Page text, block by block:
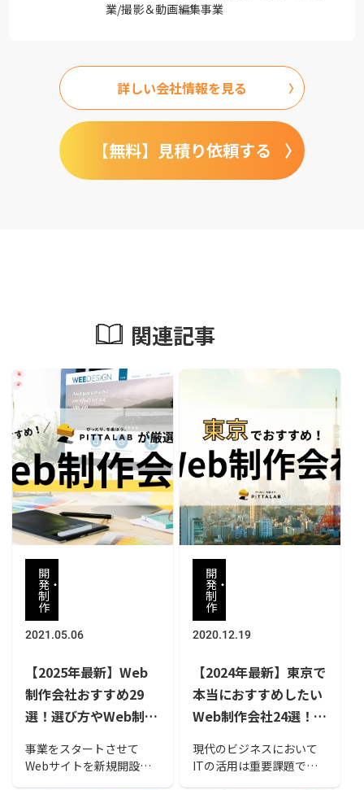
業/撮影＆動画編集事業
詳しい会社情報を見る
【無料】見積り依頼する
関連記事
開
発・
制
作
2021.05.06
【2025年最新】Web
制作会社おすすめ29
選！選び方やWeb制作
事業をスタートさせて
Webサイトを新規開設し
開
発・
制
作
2020.12.19
【2024年最新】東京で
本当におすすめしたい
Web制作会社24選！選
現代のビジネスにおいて
ITの活用は重要課題で